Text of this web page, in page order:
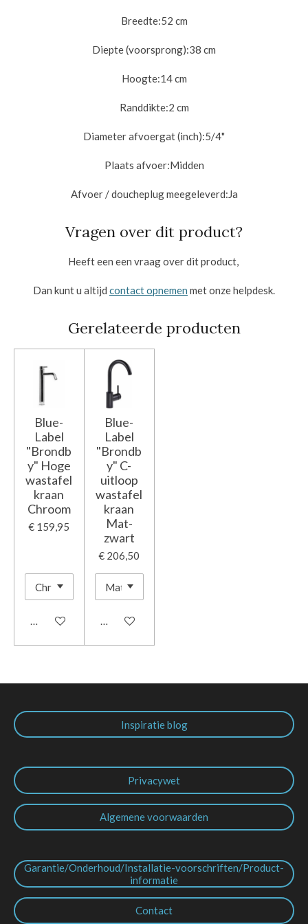
Breedte:52 cm
Diepte (voorsprong):38 cm
Hoogte:14 cm
Randdikte:2 cm
Diameter afvoergat (inch):5/4"
Plaats afvoer:Midden
Afvoer / doucheplug meegeleverd:Ja
Vragen over dit product?
Heeft een een vraag over dit product,
Dan kunt u altijd contact opnemen met onze helpdesk.
Gerelateerde producten
Blue-
Label
"Brondb
y" Hoge
wastafel
kraan
Chroom
€ 159,95
In winkelwagen
Blue-
Label
"Brondb
y" C-
uitloop
wastafel
kraan
Mat-
zwart
€ 206,50
In winkelwagen
Inspiratie blog
Privacywet
Algemene voorwaarden
Garantie/Onderhoud/Installatie-voorschriften/Product-
informatie
Contact